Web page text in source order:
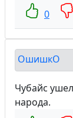
0
ОшишкО
Чубайс
народа.